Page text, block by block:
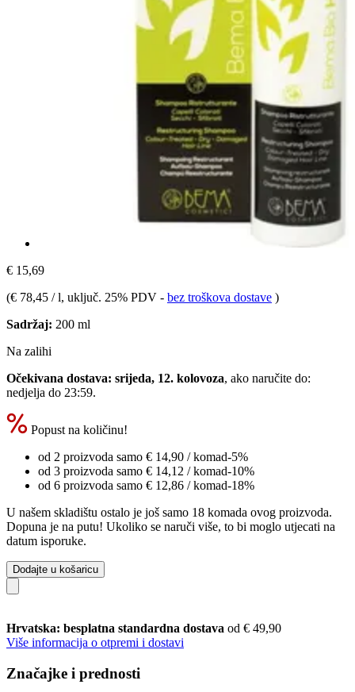
€ 15,69
(€ 78,45 / l, uključ. 25% PDV - bez troškova dostave )
Sadržaj: 200 ml
Na zalihi
Očekivana dostava: srijeda, 12. kolovoza, ako naručite do:
nedjelja do 23:59.
Popust na količinu!
od 2 proizvoda samo € 14,90 / komad-5%
od 3 proizvoda samo € 14,12 / komad-10%
od 6 proizvoda samo € 12,86 / komad-18%
U našem skladištu ostalo je još samo 18 komada ovog proizvoda.
Dopuna je na putu! Ukoliko se naruči više, to bi moglo utjecati na
datum isporuke.
Dodajte u košaricu
Hrvatska: besplatna standardna dostava od € 49,90
Više informacija o otpremi i dostavi
Značajke i prednosti